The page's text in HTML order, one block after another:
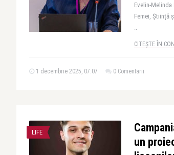
Evelin-
Femei, Știință
..
CITEȘTE ÎN
1 decembrie 2025, 07:07 0 Comentarii
LIFE
un